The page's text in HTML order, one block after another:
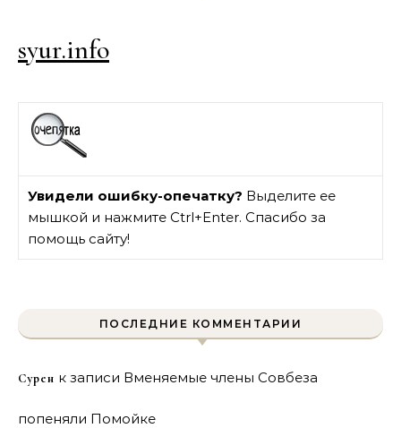
syur.info
Увидели ошибку-опечатку? Выделите ее
мышкой и нажмите Ctrl+Enter. Спасибо за
помощь сайту!
ПОСЛЕДНИЕ КОММЕНТАРИИ
Сурен к записи Вменяемые члены Совбеза
попеняли Помойке